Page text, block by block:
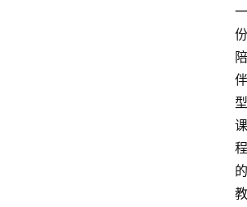
一
份
陪
伴
型
课
程
的
教